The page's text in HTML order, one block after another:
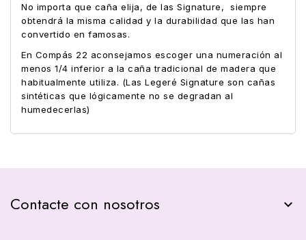
No importa que caña elija, de las Signature, siempre
obtendrá la misma calidad y la durabilidad que las han
convertido en famosas.
En Compás 22 aconsejamos escoger una numeración al
menos 1/4 inferior a la caña tradicional de madera que
habitualmente utiliza. (Las Legeré Signature son cañas
sintéticas que lógicamente no se degradan al
humedecerlas)
Contacte con nosotros keyboard_arrow_down